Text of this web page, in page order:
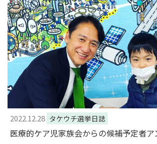
2022.12.28 タケウチ選挙日誌
医療的ケア児家族会からの候補予定者ア